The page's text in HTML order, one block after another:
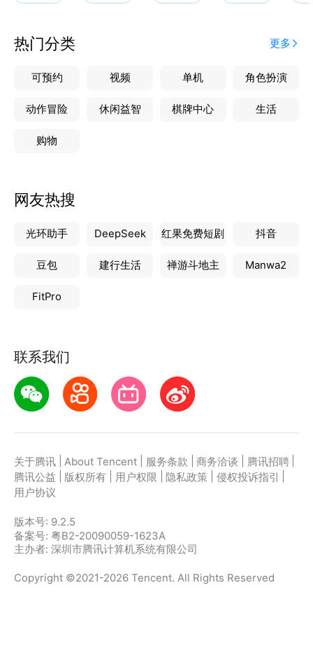
1. 数据你自己掌控 —— 云端每天自
热门分类 更多
可预约 视频 单机 角色扮演
动作冒险 休闲益智 棋牌中心 生活
购物
网友热搜
光环助手 DeepSeek 红果免费短剧 抖音
豆包 建行生活 禅游斗地主 Manwa2
FitPro
联系我们
关于腾讯 About Tencent 服务条款 商务洽谈 腾讯招聘
腾讯公益
版权所有 用户权限 隐私政策 侵权投诉指引
用户协议
版本号: 9.2.5
备案号: 粤B2-20090059-1623A
主办者: 深圳市腾讯计算机系统有限公司
Copyright ©2021-2026 Tencent. All Rights Reserved